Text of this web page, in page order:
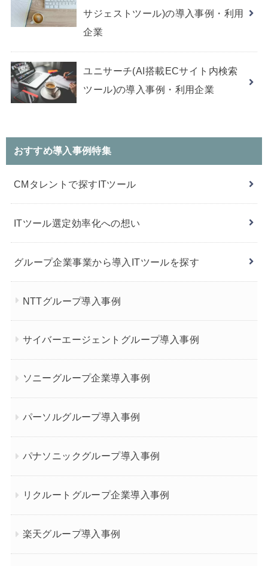
サジェストツール)の導入事例・利用
企業
ユニサーチ(AI搭載ECサイト内検索
ツール)の導入事例・利用企業
おすすめ導入事例特集
CMタレントで探すITツール
ITツール選定効率化への想い
グループ企業事業から導入ITツールを探す
NTTグループ導入事例
サイバーエージェントグループ導入事例
ソニーグループ企業導入事例
パーソルグループ導入事例
パナソニックグループ導入事例
リクルートグループ企業導入事例
楽天グループ導入事例